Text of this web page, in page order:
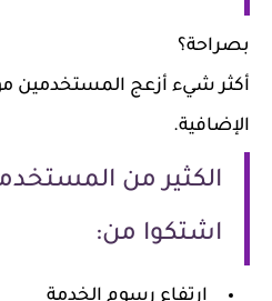
شيء أزعج المستخدمين مؤخرًا
اشتكوا من:
ارتفاع رسوم الخدمة